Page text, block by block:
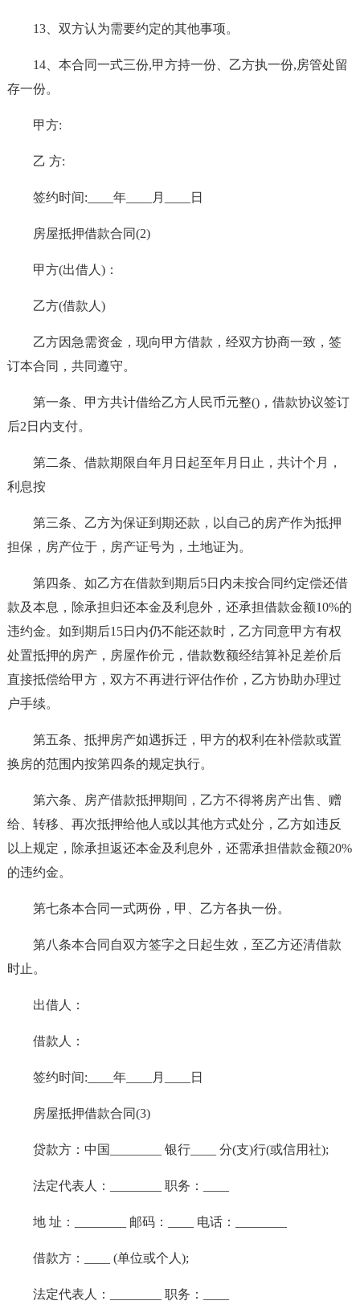
13、双方认为需要约定的其他事项。
14、本合同一式三份,甲方持一份、乙方执一份,房管处留
存一份。
甲方:
乙 方:
签约时间:____年____月____日
房屋抵押借款合同(2)
甲方(出借人)：
乙方(借款人)
乙方因急需资金，现向甲方借款，经双方协商一致，签
订本合同，共同遵守。
第一条、甲方共计借给乙方人民币元整()，借款协议签订
后2日内支付。
第二条、借款期限自年月日起至年月日止，共计个月，
利息按
第三条、乙方为保证到期还款，以自己的房产作为抵押
担保，房产位于，房产证号为，土地证为。
第四条、如乙方在借款到期后5日内未按合同约定偿还借
款及本息，除承担归还本金及利息外，还承担借款金额10%的
违约金。如到期后15日内仍不能还款时，乙方同意甲方有权
处置抵押的房产，房屋作价元，借款数额经结算补足差价后
直接抵偿给甲方，双方不再进行评估作价，乙方协助办理过
户手续。
第五条、抵押房产如遇拆迁，甲方的权利在补偿款或置
换房的范围内按第四条的规定执行。
第六条、房产借款抵押期间，乙方不得将房产出售、赠
给、转移、再次抵押给他人或以其他方式处分，乙方如违反
以上规定，除承担返还本金及利息外，还需承担借款金额20%
的违约金。
第七条本合同一式两份，甲、乙方各执一份。
第八条本合同自双方签字之日起生效，至乙方还清借款
时止。
出借人：
借款人：
签约时间:____年____月____日
房屋抵押借款合同(3)
贷款方：中国________ 银行____ 分(支)行(或信用社);
法定代表人：________ 职务：____
地 址：________ 邮码：____ 电话：________
借款方：____ (单位或个人);
法定代表人：________ 职务：____